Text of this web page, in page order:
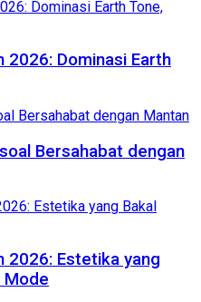
2026: Dominasi Earth
Bersahabat dengan
2026: Estetika yang
Mode